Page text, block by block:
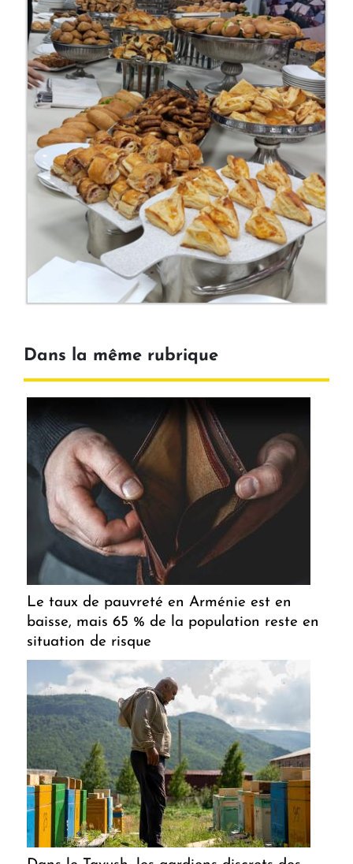
Dans la même rubrique
Le taux de pauvreté en Arménie est en
baisse, mais 65 % de la population reste en
situation de risque